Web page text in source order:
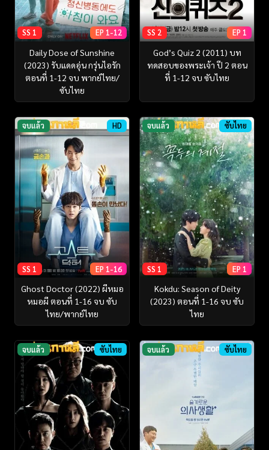
SS 1 EP 1-12
Daily Dose of Sunshine
(2023) รับแดดอุ่น กรุ่นไอรัก
ตอนที่ 1-12 จบ พากย์ไทย/
ซับไทย
SS 2 EP 1
God’s Quiz 2 (2011) บท
ทดสอบของพระเจ้า ปี 2 ตอน
ที่ 1-12 จบ ซับไทย
จบแล้ว HD
SS 1 EP 1-16
Ghost Doctor (2022) ผีหมอ
หมอผี ตอนที่ 1-16 จบ ซับ
ไทย/พากย์ไทย
จบแล้ว ซับไทย
SS 1 EP 1
Kokdu: Season of Deity
(2023) ตอนที่ 1-16 จบ ซับ
ไทย
จบแล้ว ซับไทย จบแล้ว ซับไทย